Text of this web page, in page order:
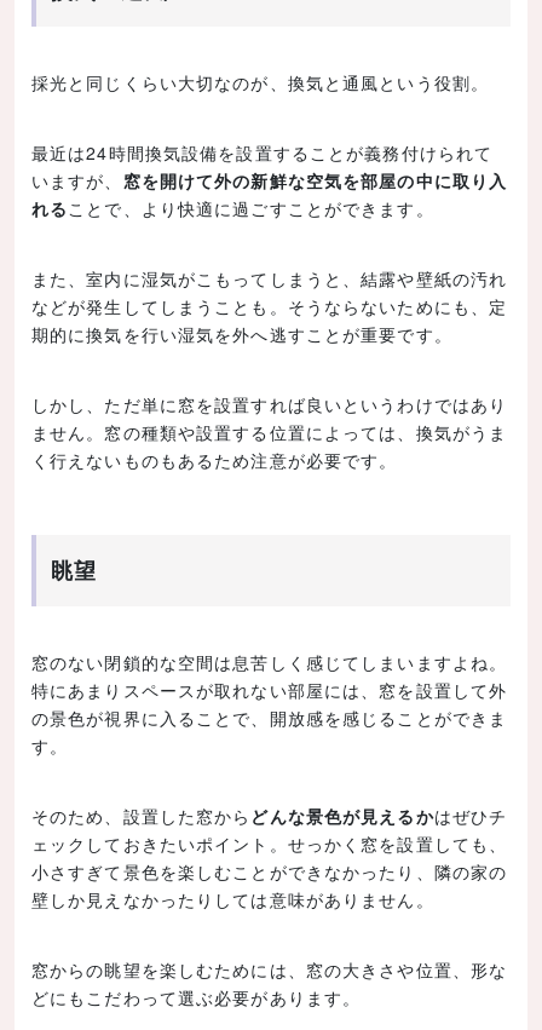
採光と同じくらい大切なのが、換気と通風という役割。
最近は24時間換気設備を設置することが義務付けられて
いますが、 窓を開けて外の新鮮な空気を部屋の中に取り入
れる ことで、より快適に過ごすことができます。
また、室内に湿気がこもってしまうと、結露や壁紙の汚れ
などが発生してしまうことも。そうならないためにも、定
期的に換気を行い湿気を外へ逃すことが重要です。
しかし、ただ単に窓を設置すれば良いというわけではあり
ません。窓の種類や設置する位置によっては、換気がうま
く行えないものもあるため注意が必要です。
眺望
窓のない閉鎖的な空間は息苦しく感じてしまいますよね。
特にあまりスペースが取れない部屋には、窓を設置して外
の景色が視界に入ることで、開放感を感じることができま
す。
そのため、設置した窓から どんな景色が見えるかはぜひチ
ェックしておきたいポイント。せっかく窓を設置しても、
小さすぎて景色を楽しむことができなかったり、隣の家の
壁しか見えなかったりしては意味がありません。
窓からの眺望を楽しむためには、窓の大きさや位置、形な
どにもこだわって選ぶ必要があります。